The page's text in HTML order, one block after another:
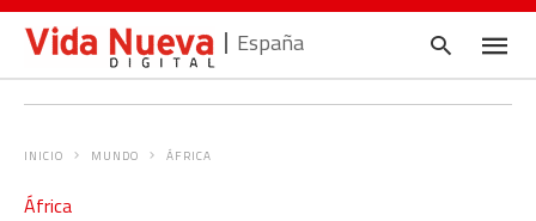
España
INICIO MUNDO ÁFRICA
África